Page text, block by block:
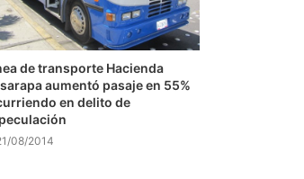
de transporte Hacienda
aumentó pasaje en 55%
en delito de
08/2014